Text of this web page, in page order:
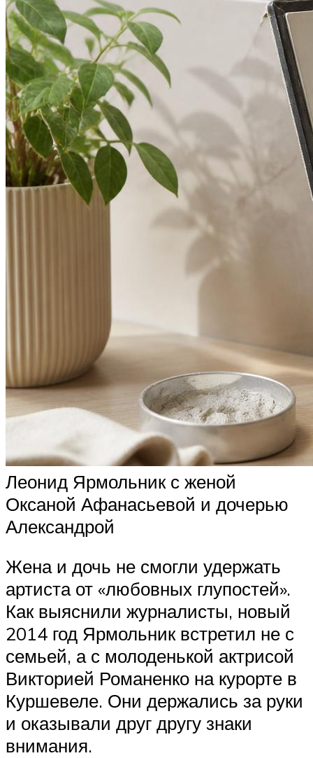
Леонид Ярмольник с женой
Оксаной Афанасьевой и дочерью
Александрой
Жена и дочь не смогли удержать
артиста от «любовных глупостей».
Как выяснили журналисты, новый
2014 год Ярмольник встретил не с
семьей, а с молоденькой актрисой
Викторией Романенко на курорте в
Куршевеле. Они держались за руки
и оказывали друг другу знаки
внимания.